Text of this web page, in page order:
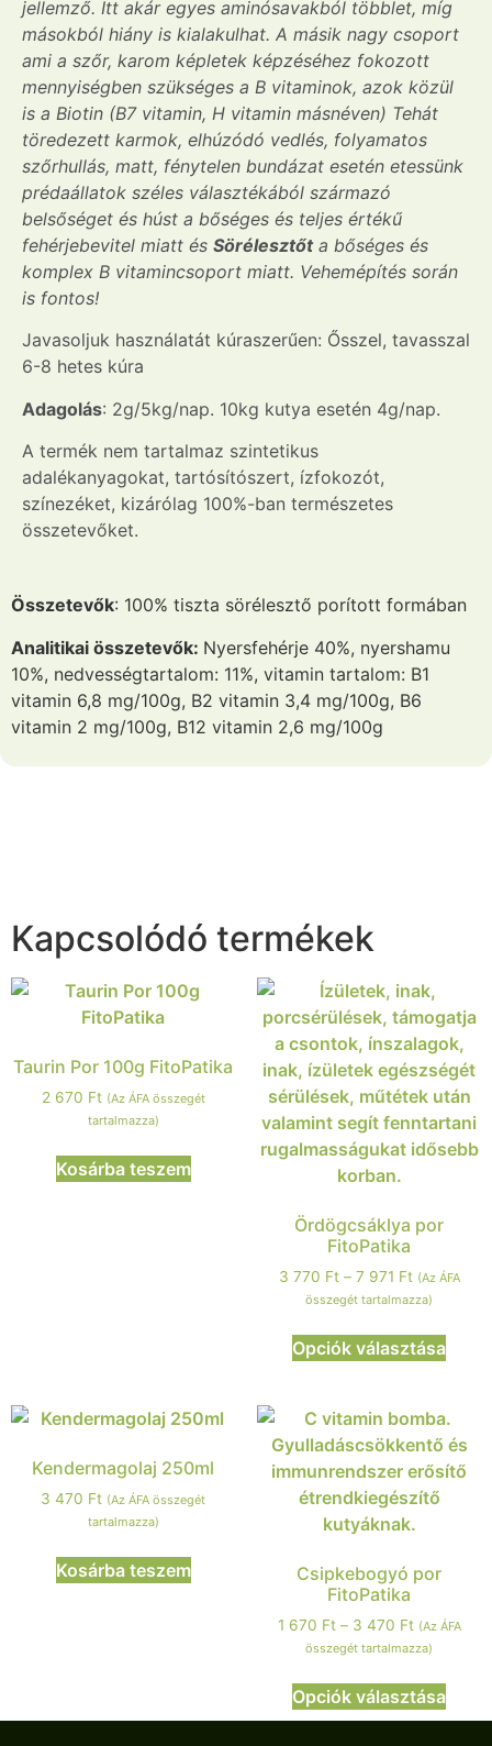
jellemző. Itt akár egyes aminósavakból többlet, míg
másokból hiány is kialakulhat. A másik nagy csoport
ami a szőr, karom képletek képzéséhez fokozott
mennyiségben szükséges a B vitaminok, azok közül
is a Biotin (B7 vitamin, H vitamin másnéven) Tehát
töredezett karmok, elhúzódó vedlés, folyamatos
szőrhullás, matt, fénytelen bundázat esetén etessünk
prédaállatok széles választékából származó
belsőséget és húst a bőséges és teljes értékű
fehérjebevitel miatt és Sörélesztőta bőséges és
komplex B vitamincsoport miatt. Vehemépítés során
is fontos!
Javasoljuk használatát kúraszerűen: Ősszel, tavasszal
6-8 hetes kúra
Adagolás: 2g/5kg/nap. 10kg kutya esetén 4g/nap.
A termék nem tartalmaz szintetikus
adalékanyagokat, tartósítószert, ízfokozót,
színezéket, kizárólag 100%-ban természetes
összetevőket.
Összetevők: 100% tiszta sörélesztő porított formában
Analitikai összetevők: Nyersfehérje 40%, nyershamu
10%, nedvességtartalom: 11%, vitamin tartalom: B1
vitamin 6,8 mg/100g, B2 vitamin 3,4 mg/100g, B6
vitamin 2 mg/100g, B12 vitamin 2,6 mg/100g
Kapcsolódó termékek
Taurin Por 100g FitoPatika
2 670 Ft (Az ÁFA összegét
tartalmazza)
Kosárba teszem
Ördögcsáklya por
FitoPatika
3 770 Ft – 7 971 Ft (Az ÁFA
összegét tartalmazza)
Opciók választása
Kendermagolaj 250ml
3 470 Ft (Az ÁFA összegét
tartalmazza)
Kosárba teszem
Csipkebogyó por
FitoPatika
1 670 Ft – 3 470 Ft (Az ÁFA
összegét tartalmazza)
Opciók választása